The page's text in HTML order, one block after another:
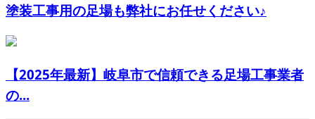
塗装工事用の足場も弊社にお任せください♪
【2025年最新】岐阜市で信頼できる足場工事業者
の...